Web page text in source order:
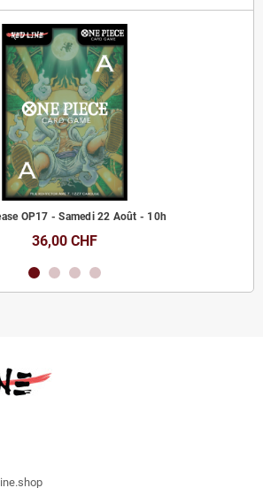
OP17 - Samedi 22 Août - 10h
36,00 CHF